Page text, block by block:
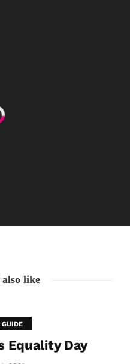
like
Equality Day